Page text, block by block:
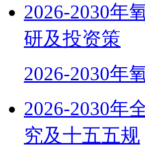
2026-2030年
研及投资策
2026-2030年
2026-2030年
究及十五五规